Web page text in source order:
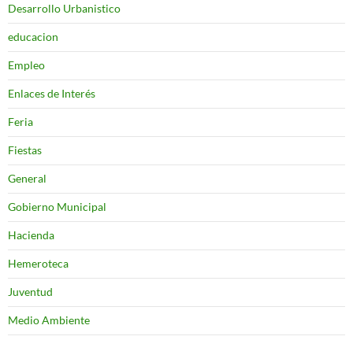
Desarrollo Urbanistico
educacion
Empleo
Enlaces de Interés
Feria
Fiestas
General
Gobierno Municipal
Hacienda
Hemeroteca
Juventud
Medio Ambiente